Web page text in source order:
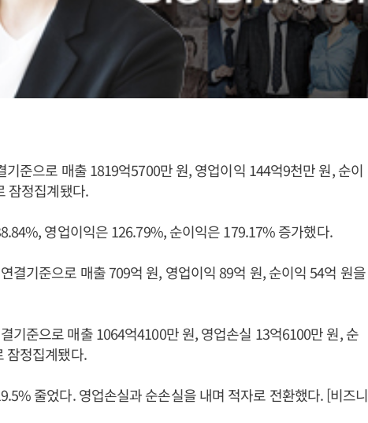
기준으로 매출 1819억5700만 원, 영업이익 144억9천만 원, 순이
잠정집계됐다.
영업이익은 126.79%, 순이익은 179.17% 증가했다.
결기준으로 매출 709억 원, 영업이익 89억 원, 순이익 54억 원을
기준으로 매출 1064억4100만 원, 영업손실 13억6100만 원, 순
잠정집계됐다.
줄었다. 영업손실과 순손실을 내며 적자로 전환했다. [비즈니